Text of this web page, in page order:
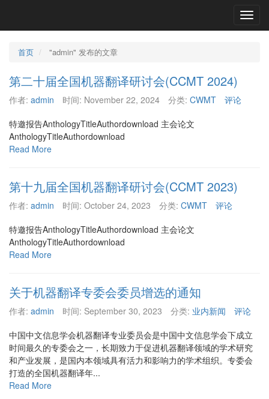
首页 "admin" 发布的文章
第二十届全国机器翻译研讨会(CCMT 2024)
作者: admin 时间: November 22, 2024 分类: CWMT
评论
特邀报告AnthologyTitleAuthordownload 主会论文
AnthologyTitleAuthordownload
Read More
第十九届全国机器翻译研讨会(CCMT 2023)
作者: admin 时间: October 24, 2023 分类: CWMT
评论
特邀报告AnthologyTitleAuthordownload 主会论文
AnthologyTitleAuthordownload
Read More
关于机器翻译专委会委员增选的通知
作者: admin 时间: September 30, 2023 分类: 业内新闻
评论
中国中文信息学会机器翻译专业委员会是中国中文信息学会下成立
时间最久的专委会之一，长期致力于促进机器翻译领域的学术研究
和产业发展，是国内本领域具有活力和影响力的学术组织。专委会
打造的全国机器翻译年...
Read More